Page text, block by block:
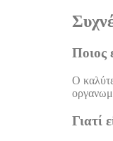
Ποιος
Ο
Γιατί